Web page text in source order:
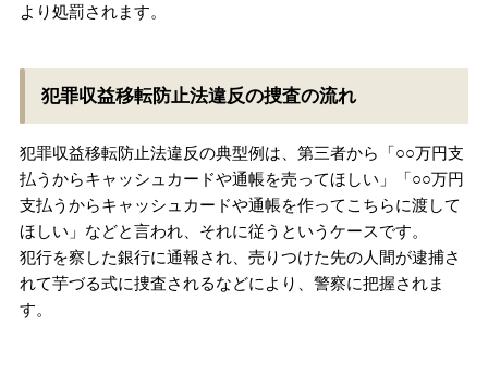
より処罰されます。
犯罪収益移転防止法違反の捜査の流れ
犯罪収益移転防止法違反の典型例は、第三者から「○○万円支
払うからキャッシュカードや通帳を売ってほしい」「○○万円
支払うからキャッシュカードや通帳を作ってこちらに渡して
ほしい」などと言われ、それに従うというケースです。
犯行を察した銀行に通報され、売りつけた先の人間が逮捕さ
れて芋づる式に捜査されるなどにより、警察に把握されま
す。